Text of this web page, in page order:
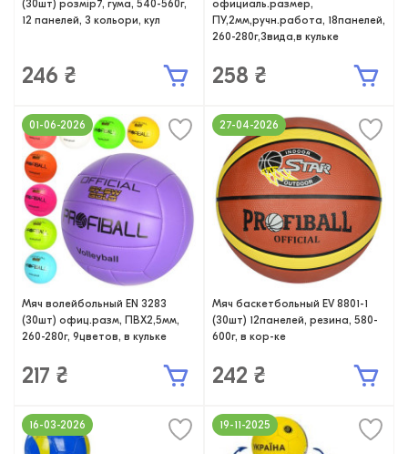
(30шт) розмір7, гума, 540-560г,
12 панелей, 3 кольори, кул
246 ₴
официаль.размер,
ПУ,2мм,ручн.работа, 18панелей,
260-280г,3вида,в кульке
258 ₴
Мяч волейбольный EN 3283
(30шт) офиц.разм, ПВХ2,5мм,
260-280г, 9цветов, в кульке
217 ₴
01-06-2026
Мяч баскетбольный EV 8801-1
(30шт) 12панелей, резина, 580-
600г, в кор-ке
242 ₴
27-04-2026
16-03-2026 19-11-2025